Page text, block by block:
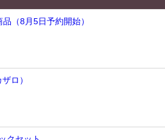
（8月5日予約開始）
ロ）